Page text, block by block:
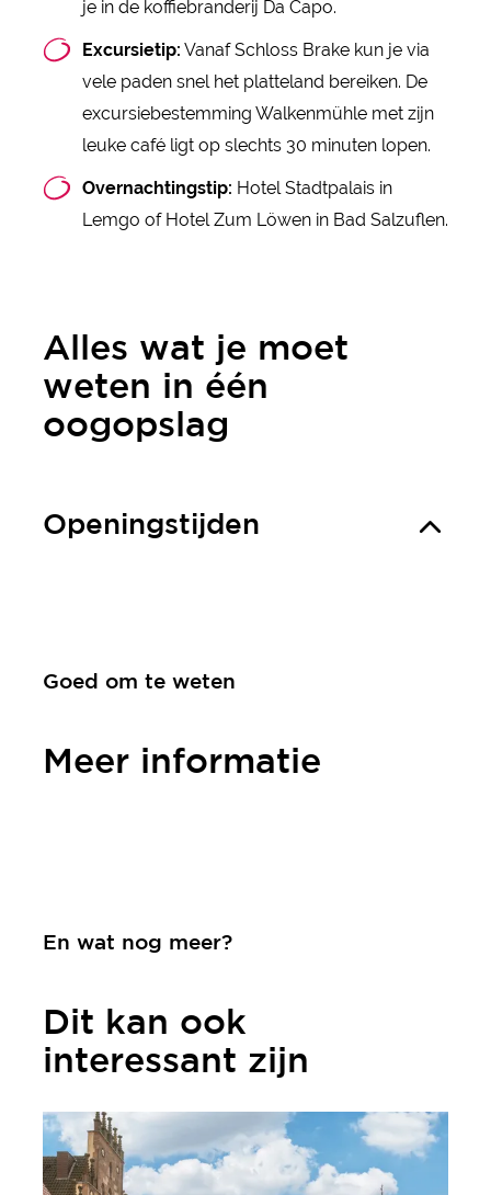
je in de koffiebranderij Da Capo.
Excursietip: Vanaf Schloss Brake kun je via
vele paden snel het platteland bereiken. De
excursiebestemming Walkenmühle met zijn
leuke café ligt op slechts 30 minuten lopen.
Overnachtingstip: Hotel Stadtpalais in
Lemgo of Hotel Zum Löwen in Bad Salzuflen.
Alles wat je moet
weten in één
oogopslag
Openingstijden
Goed om te weten
Meer informatie
En wat nog meer?
Dit kan ook
interessant zijn
meer informatie